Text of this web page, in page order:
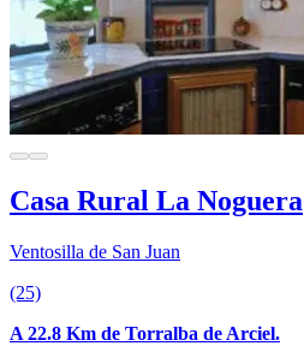
Casa Rural La Noguera
Ventosilla de San Juan
(25)
A 22.8 Km de Torralba de Arciel.